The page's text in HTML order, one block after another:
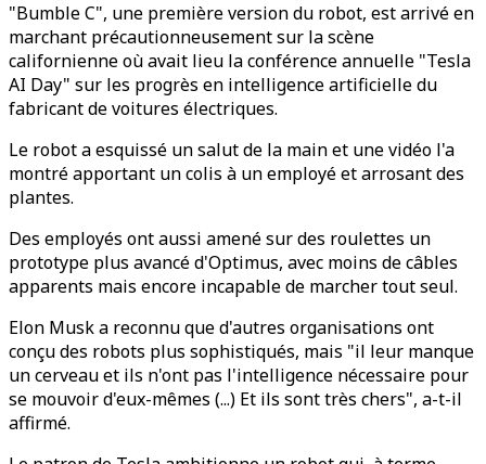
"Bumble C", une première version du robot, est arrivé en
marchant précautionneusement sur la scène
californienne où avait lieu la conférence annuelle "Tesla
AI Day" sur les progrès en intelligence artificielle du
fabricant de voitures électriques.
Le robot a esquissé un salut de la main et une vidéo l'a
montré apportant un colis à un employé et arrosant des
plantes.
Des employés ont aussi amené sur des roulettes un
prototype plus avancé d'Optimus, avec moins de câbles
apparents mais encore incapable de marcher tout seul.
Elon Musk a reconnu que d'autres organisations ont
conçu des robots plus sophistiqués, mais "il leur manque
un cerveau et ils n'ont pas l'intelligence nécessaire pour
se mouvoir d'eux-mêmes (...) Et ils sont très chers", a-t-il
affirmé.